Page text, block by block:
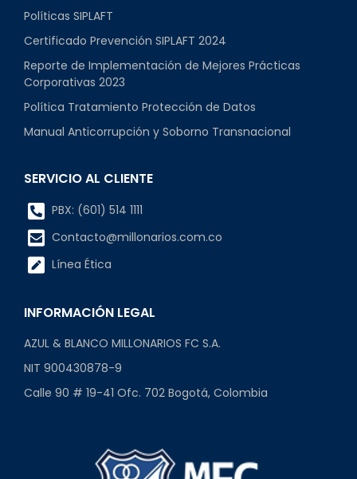
Políticas SIPLAFT
Certificado Prevención SIPLAFT 2024
Reporte de Implementación de Mejores Prácticas
Corporativas 2023
Política Tratamiento Protección de Datos
Manual Anticorrupción y Soborno Transnacional
SERVICIO AL CLIENTE
PBX: (601) 514 1111
Contacto@millonarios.com.co
Línea Ética
INFORMACIÓN LEGAL
AZUL & BLANCO MILLONARIOS FC S.A.
NIT 900430878-9
Calle 90 # 19-41 Ofc. 702 Bogotá, Colombia